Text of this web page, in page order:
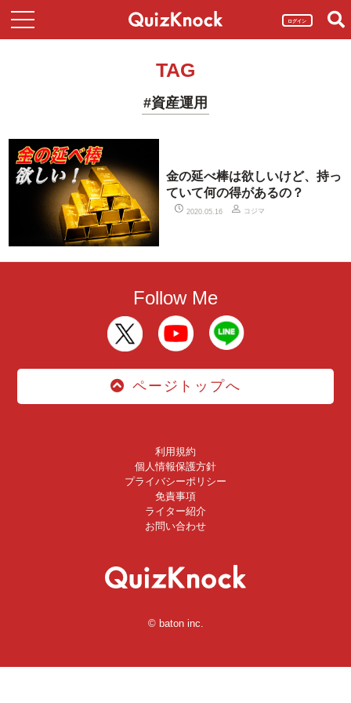
ログイン
TAG
#資産運用
金の延べ棒は欲しいけど、持っ
ていて何の得があるの？
2020.05.16 コジマ
Follow Me
ページトップへ
利用規約
個人情報保護方針
プライバシーポリシー
免責事項
ライター紹介
お問い合わせ
© baton inc.